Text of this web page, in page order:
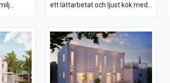
Mellan
finns de
med
Lägg
ett lättarbetat och ljust kök med
plats för en rejäl soffgrupp.
Badavdelningen samt två
sovrum är avskilda från
aktivitetsytorna för lugn och ro.
Farstukvisten ger skydd för regn,
samtidigt som den skapar ett